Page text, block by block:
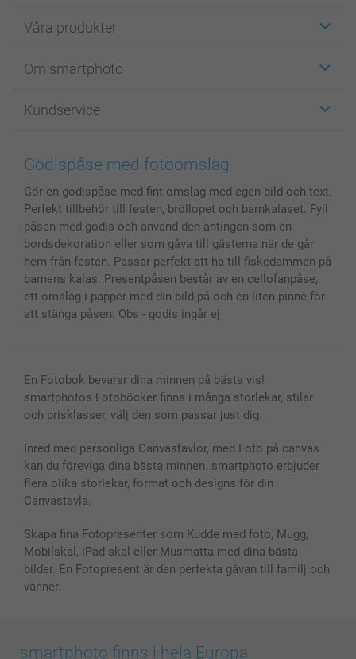
Våra produkter
Fotokort
Fotoböcker
Bilder, Fotoförstoring & Fotohäften
Skal till Mobil & Surfplatta
MyNameBook
Fotoalmanackor & Fotoagenda
Fotoramar & Tillbehör
Presentkort
Alla fotoprodukter
Om smartphoto
För affiliates
Cookie Policy
Villkor och garantier
Investor Relations
Kundservice
smartgaranti
smartbonus
Priser & betalning
Status på beställningar
Godispåse med fotoomslag
Gör en godispåse med fint omslag med egen bild och text.
Perfekt tillbehör till festen, bröllopet och barnkalaset. Fyll
påsen med godis och använd den antingen som en
bordsdekoration eller som gåva till gästerna när de går
hem från festen. Passar perfekt att ha till fiskedammen på
barnens kalas. Presentpåsen består av en cellofanpåse,
ett omslag i papper med din bild på och en liten pinne för
att stänga påsen. Obs - godis ingår ej
En Fotobok bevarar dina minnen på bästa vis!
smartphotos Fotoböcker finns i många storlekar, stilar
och prisklasser, välj den som passar just dig.
Inred med personliga Canvastavlor, med Foto på canvas
kan du föreviga dina bästa minnen. smartphoto erbjuder
flera olika storlekar, format och designs för din
Canvastavla.
Skapa fina Fotopresenter som Kudde med foto, Mugg,
Mobilskal, iPad-skal eller Musmatta med dina bästa
bilder. En Fotopresent är den perfekta gåvan till familj och
vänner.
smartphoto finns i hela Europa